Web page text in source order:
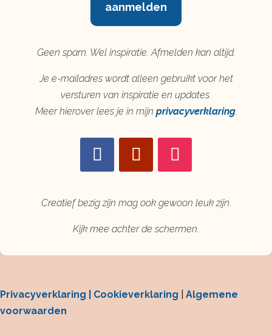
aanmelden
Geen spam. Wel inspiratie. Afmelden kan altijd.
Je e-mailadres wordt alleen gebruikt voor het
versturen van inspiratie en updates.
Meer hierover lees je in mijn privacyverklaring.
Creatief bezig zijn mag ook gewoon leuk zijn.
Kijk mee achter de schermen.
Privacyverklaring | Cookieverklaring
Algemene
voorwaarden